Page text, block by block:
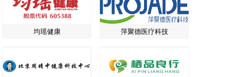
均瑶健康 萍聚德医疗科技